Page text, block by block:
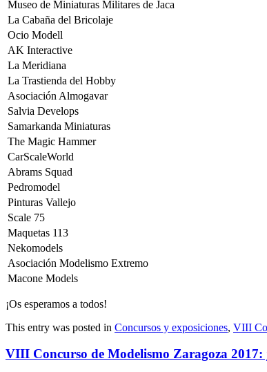
Museo de Miniaturas Militares de Jaca
La Cabaña del Bricolaje
Ocio Modell
AK Interactive
La Meridiana
La Trastienda del Hobby
Asociación Almogavar
Salvia Develops
Samarkanda Miniaturas
The Magic Hammer
CarScaleWorld
Abrams Squad
Pedromodel
Pinturas Vallejo
Scale 75
Maquetas 113
Nekomodels
Asociación Modelismo Extremo
Macone Models
¡Os esperamos a todos!
This entry was posted in Concursos y exposiciones, VIII
VIII Concurso de Modelismo Zaragoza 2017: